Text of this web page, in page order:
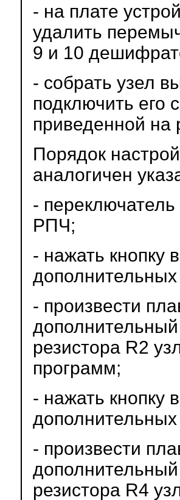
- на плате
удалить
9 и 10
- собрать узел
подключить его
приведенной на
Порядок
аналогичен
-
РПЧ;
- нажать кнопку
- произвести
резистора R2
программ;
- нажать кнопку
- произвести
резистора R4